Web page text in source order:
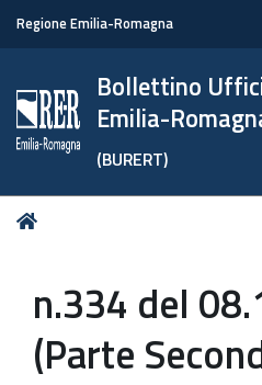
Regione Emilia-Romagna
Bollettino
Emilia-
(BURERT)
Tu
n.334 del
(Parte